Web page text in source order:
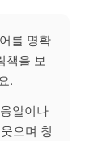
어를 명확
책을 보
.
옹알이나
으며 칭